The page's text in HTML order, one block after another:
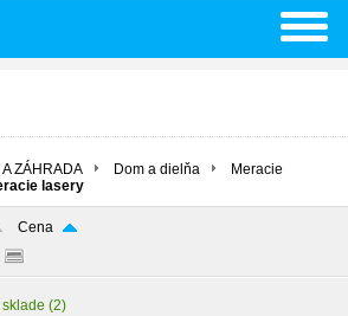
A ZÁHRADA Dom a dielňa
Meracie
lasery
Cena
sklade (2)